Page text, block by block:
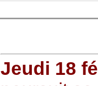
Jeudi 18